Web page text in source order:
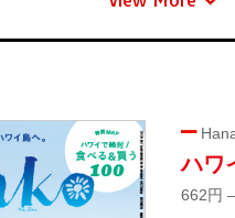
ハワ
662円